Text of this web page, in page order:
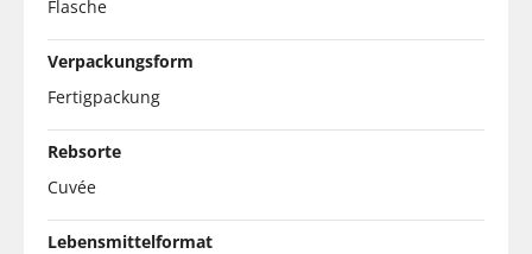
Flasche
Verpackungsform
Fertigpackung
Rebsorte
Cuvée
Lebensmittelformat